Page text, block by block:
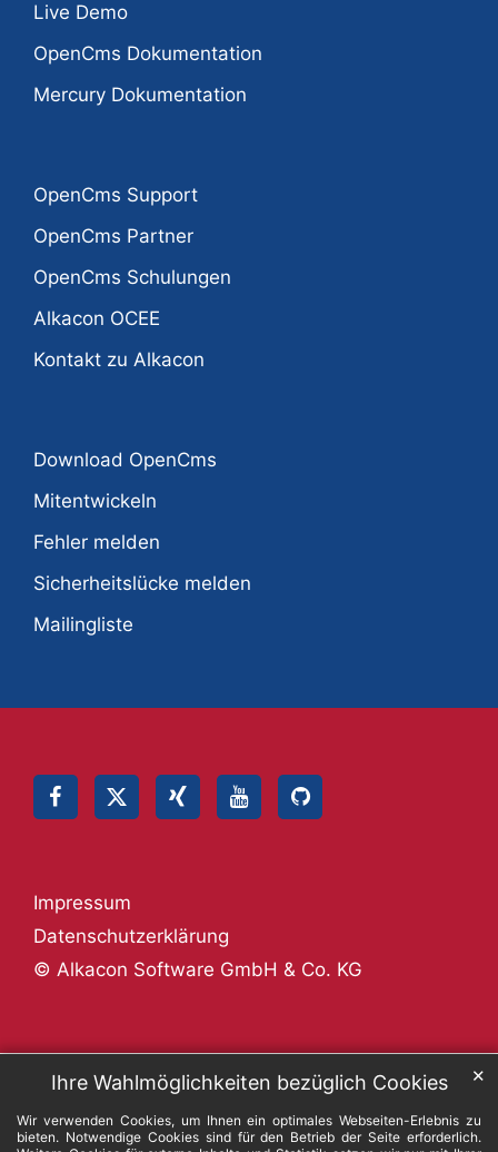
Ihre Wahlmöglichkeiten bezüglich Cookies
Wir verwenden Cookies, um Ihnen ein optimales Webseiten-Erlebnis zu
bieten. Notwendige Cookies sind für den Betrieb der Seite erforderlich.
✕
Live Demo
OpenCms Dokumentation
Mercury Dokumentation
OpenCms Support
OpenCms Partner
OpenCms Schulungen
Alkacon OCEE
Kontakt zu Alkacon
Download OpenCms
Mitentwickeln
Fehler melden
Sicherheitslücke melden
Mailingliste
© Alkacon Software GmbH & Co. KG
Datenschutzerklärung
Impressum